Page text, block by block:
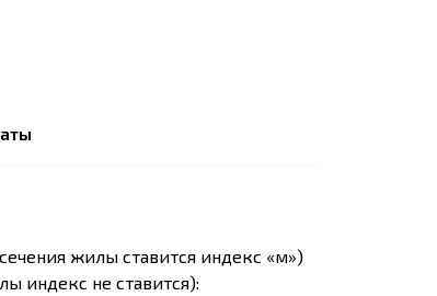
жилы ставится индекс «м»)
индекс не ставится):